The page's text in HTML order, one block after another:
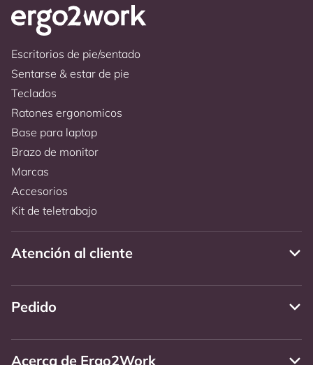
Escritorios de pie/sentado
Sentarse & estar de pie
Teclados
Ratones ergonomicos
Base para laptop
Brazo de monitor
Marcas
Accesorios
Kit de teletrabajo
Atención al cliente
Pedido
Acerca de Ergo2Work